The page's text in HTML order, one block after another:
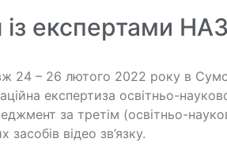
із експертами
24 – 26 лютого 2022 року в
експертиза освітньо-
за третім (освітньо-
засобів відео зв’язку.